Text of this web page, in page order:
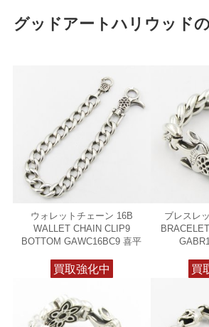
グッドアートハリウッド
ウォレットチェーン 16B
WALLET CHAIN CLIP9
BOTTOM GAWC16BC9 喜平
買取強化中
ブレスレ
買